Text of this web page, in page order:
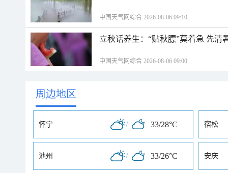
中国天气网综合 2026-08-06 09:10
立秋话养生：“贴秋膘”莫着急 先清
中国天气网综合 2026-08-06 09:00
周边地区
怀宁 / 33/28°C 宿松
池州 / 33/26°C 安庆